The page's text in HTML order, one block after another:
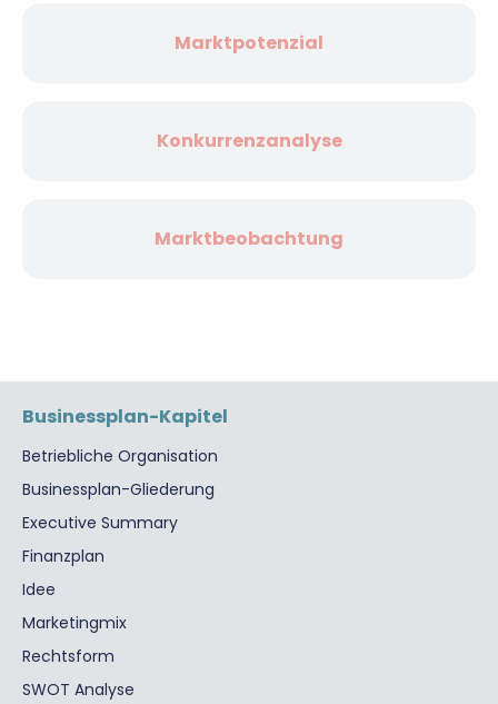
Marktpotenzial
Konkurrenzanalyse
Marktbeobachtung
Businessplan-Kapitel
Betriebliche Organisation
Businessplan-Gliederung
Executive Summary
Finanzplan
Idee
Marketingmix
Rechtsform
SWOT Analyse